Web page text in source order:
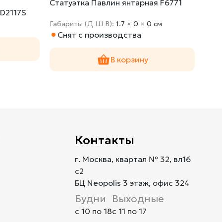
Статуэтка Павлин янтарная F6771
Габариты (Д Ш В):1.7 ×0 ×0 cм
Снят с производства
В корзину
Контакты
г. Москва, квартал № 32, вл16
с2
БЦ Neopolis 3 этаж, офис 324
Будни
с 10 по 18
Выходные
с 11 по 17